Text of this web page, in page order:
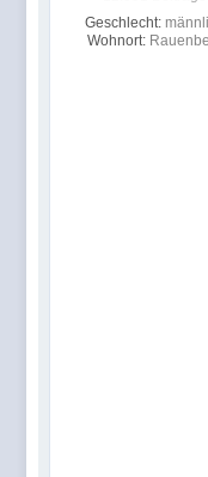
Geschlecht:
Wohnort: